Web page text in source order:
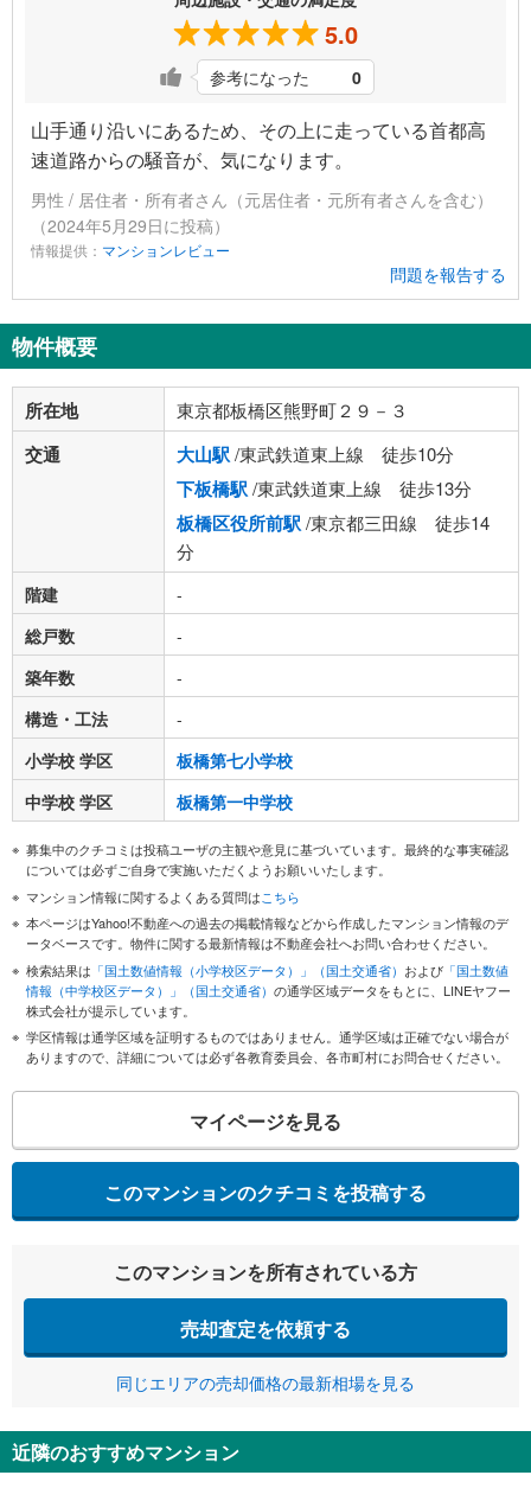
5.0
参考になった 0
山手通り沿いにあるため、その上に走っている首都高
速道路からの騒音が、気になります。
男性 / 居住者・所有者さん（元居住者・元所有者さんを含む）
（2024年5月29日に投稿）
情報提供： マンションレビュー
問題を報告する
物件概要
所在地 東京都板橋区熊野町２９－３
交通 大山駅/東武鉄道東上線 徒歩10分
下板橋駅/東武鉄道東上線 徒歩13分
板橋区役所前駅/東京都三田線 徒歩14
分
階建
-
総戸数
-
築年数
-
構造・工法
-
小学校 学区
板橋第七小学校
中学校 学区
板橋第一中学校
募集中のクチコミは投稿ユーザの主観や意見に基づいています。最終的な事実確認
については必ずご自身で実施いただくようお願いいたします。
マンション情報に関するよくある質問はこちら
本ページはYahoo!不動産への過去の掲載情報などから作成したマンション情報のデ
ータベースです。物件に関する最新情報は不動産会社へお問い合わせください。
検索結果は 「国土数値情報（小学校区データ）」（国土交通省） および 「国土数値
情報（中学校区データ）」（国土交通省） の通学区域データをもとに、LINEヤフー
株式会社が提示しています。
学区情報は通学区域を証明するものではありません。通学区域は正確でない場合が
ありますので、詳細については必ず各教育委員会、各市町村にお問合せください。
マイページを見る
このマンションのクチコミを投稿する
このマンションを所有されている方
売却査定を依頼する
同じエリアの売却価格の最新相場を見る
近隣のおすすめマンション